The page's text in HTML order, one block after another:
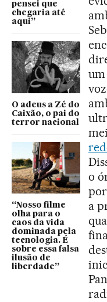
pensei que
chegaria até
aqui”
O adeus a Zé do
Caixão, o pai do
terror nacional
“Nosso filme
olha para o
caos da vida
dominada pela
tecnologia. É
sobre essa falsa
ilusão de
liberdade”
um
o
a